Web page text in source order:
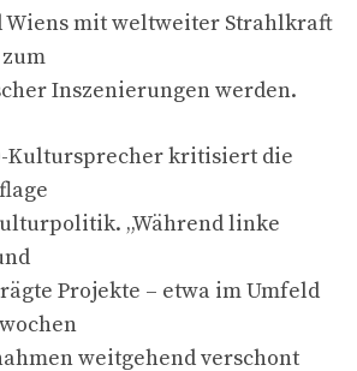
Wiens mit weltweiter Strahlkraft
Inszenierungen werden.
Kultursprecher kritisiert die
„Während linke
Projekte – etwa im Umfeld
weitgehend verschont